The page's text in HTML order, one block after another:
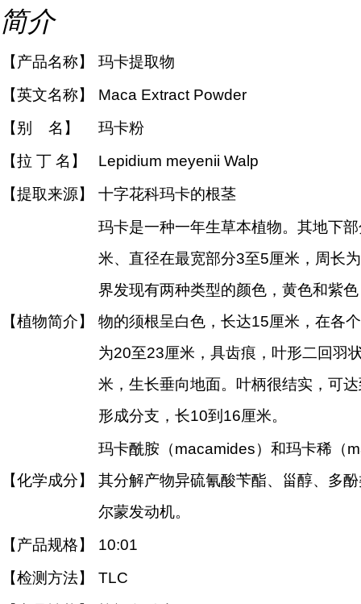
简介
【产品名称】
玛卡提取物
【英文名称】
Maca Extract Powder
【别 名】
玛卡粉
【拉 丁 名】
Lepidium meyenii Walp
【提取来源】
十字花科玛卡的根茎
【植物简介】
玛卡是一种一年生草本植物。其地下
米、直径在最宽部分3至5厘米，周长
界发现有两种类型的颜色，黄色和紫
物的须根呈白色，长达15厘米，在各
为20至23厘米，具齿痕，叶形二回羽
米，生长垂向地面。叶柄很结实，可
形成分支，长10到16厘米。
【化学成分】
玛卡酰胺（macamides）和玛卡稀（
其分解产物异硫氰酸苄酯、甾醇、多
尔蒙发动机。
【产品规格】
10:01
【检测方法】
TLC